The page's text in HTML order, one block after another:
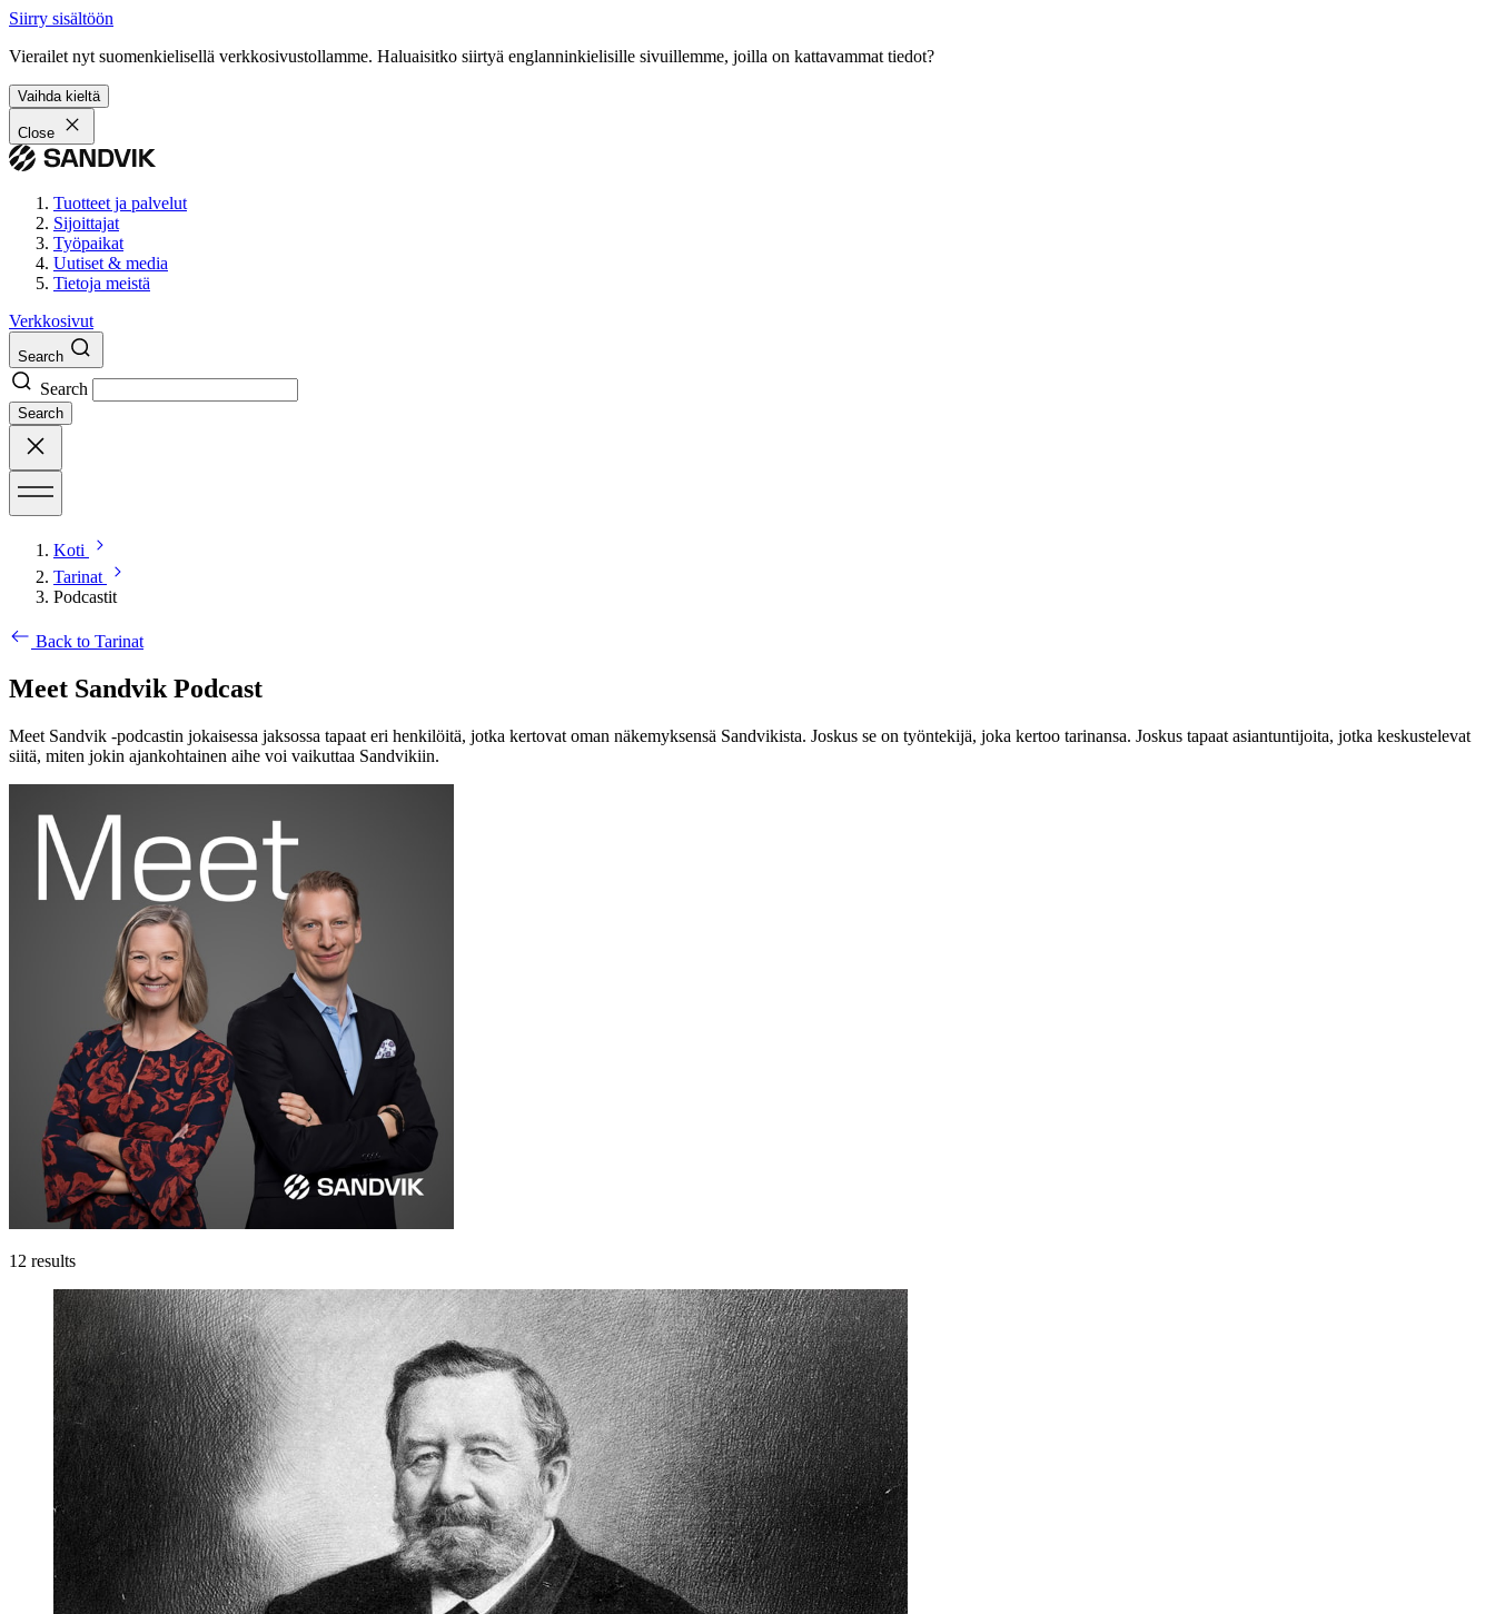
Siirry sisältöön
Vierailet nyt suomenkielisellä verkkosivustollamme. Haluaisitko siirtyä englanninkielisille sivuillemme, joilla on kattavammat tiedot?
Vaihda kieltä
Close
Tuotteet ja palvelut
Sijoittajat
Työpaikat
Uutiset & media
Tietoja meistä
Verkkosivut
Search
Search
Search
Koti
Tarinat
Podcastit
Back to Tarinat
Meet Sandvik Podcast
Meet Sandvik -podcastin jokaisessa jaksossa tapaat eri henkilöitä, jotka kertovat oman näkemyksensä Sandvikista. Joskus se on työntekijä, joka kertoo tarinansa. Joskus tapaat asiantuntijoita, jotka keskustelevat
siitä, miten jokin ajankohtainen aihe voi vaikuttaa Sandvikiin.
12 results